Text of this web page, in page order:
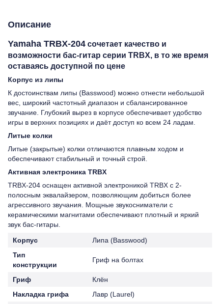
Описание
Yamaha TRBX-204 сочетает качество и
возможности бас-гитар серии TRBX, в то же время
оставаясь доступной по цене
Корпус из липы
К достоинствам липы (Basswood) можно отнести небольшой
вес, широкий частотный диапазон и сбалансированное
звучание. Глубокий вырез в корпусе обеспечивает удобство
игры в верхних позициях и даёт доступ ко всем 24 ладам.
Литые колки
Литые (закрытые) колки отличаются плавным ходом и
обеспечивают стабильный и точный строй.
Активная электроника TRBX
TRBX-204 оснащен активной электроникой TRBX с 2-
полосным эквалайзером, позволяющим добиться более
агрессивного звучания. Мощные звукосниматели с
керамическими магнитами обеспечивают плотный и яркий
звук бас-гитары.
Корпус
Липа (Basswood)
Тип
конструкции
Гриф на болтах
Гриф
Клён
Накладка грифа
Лавр (Laurel)